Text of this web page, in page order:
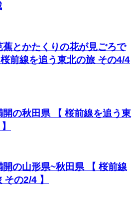
蕉とかたくりの花が見ごろで
前線を追う東北の旅 その4/4
の秋田県 【 桜前線を追う東
の山形県~秋田県 【 桜前線
の2/4 】